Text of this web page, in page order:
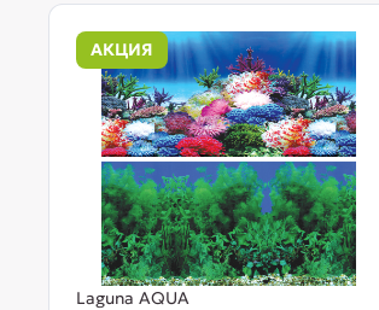
АКЦИЯ
Laguna AQUA